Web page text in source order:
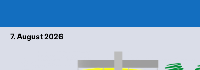
Zum7. August 2026